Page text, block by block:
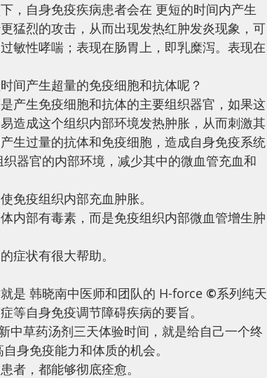
，自身免疫疾病患者会在 更短的时间内产生
猛烈的攻击，从而出现发热红肿发炎现象，可
敏性哮喘；表现在肠胃上，即乳糜泻。表现在
间产生超量的免疫细胞和抗体呢？
产生免疫细胞和抗体的主要组织器官，如果这
造成这个组织内部环境发热肿胀，从而刺激其
生过量的抗体和免疫细胞，造成自身免疫系统
器官的内部环境，减少其中的微血管充血和
免疫组织内部充血肿胀。
内部有毒素，而是免疫组织内部微血管增生肿
症状有很大帮助。
是 韩晓南中医师和团队的 H-force ©系列纯天
等自身免疫调节障碍疾病的要旨。
中草药汤剂三天体验时间，就是给自己一个终
身免疫能力和体质的机会。
者，都能够彻底痊愈。